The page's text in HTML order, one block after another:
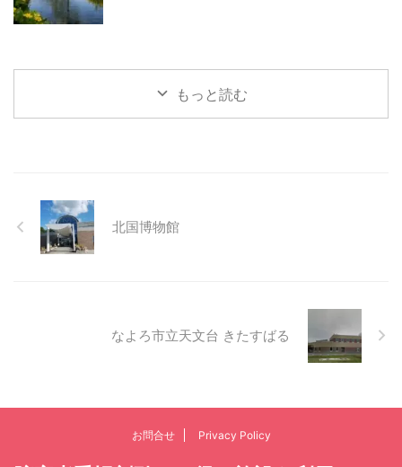
もっと読む
北国博物館
なよろ市立天文台 きたすばる
お問合せ Privacy Policy